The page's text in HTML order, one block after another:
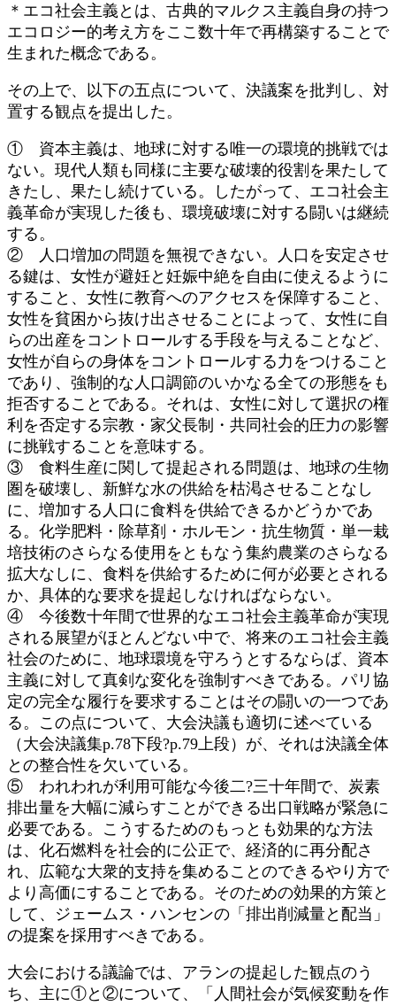
＊エコ社会主義とは、古典的マルクス主義自身の持つ
エコロジー的考え方をここ数十年で再構築することで
生まれた概念である。
その上で、以下の五点について、決議案を批判し、対
置する観点を提出した。
① 資本主義は、地球に対する唯一の環境的挑戦では
ない。現代人類も同様に主要な破壊的役割を果たして
きたし、果たし続けている。したがって、エコ社会主
義革命が実現した後も、環境破壊に対する闘いは継続
する。
② 人口増加の問題を無視できない。人口を安定させ
る鍵は、女性が避妊と妊娠中絶を自由に使えるように
すること、女性に教育へのアクセスを保障すること、
女性を貧困から抜け出させることによって、女性に自
らの出産をコントロールする手段を与えることなど、
女性が自らの身体をコントロールする力をつけること
であり、強制的な人口調節のいかなる全ての形態をも
拒否することである。それは、女性に対して選択の権
利を否定する宗教・家父長制・共同社会的圧力の影響
に挑戦することを意味する。
③ 食料生産に関して提起される問題は、地球の生物
圏を破壊し、新鮮な水の供給を枯渇させることなし
に、増加する人口に食料を供給できるかどうかであ
る。化学肥料・除草剤・ホルモン・抗生物質・単一栽
培技術のさらなる使用をともなう集約農業のさらなる
拡大なしに、食料を供給するために何が必要とされる
か、具体的な要求を提起しなければならない。
④ 今後数十年間で世界的なエコ社会主義革命が実現
される展望がほとんどない中で、将来のエコ社会主義
社会のために、地球環境を守ろうとするならば、資本
主義に対して真剣な変化を強制すべきである。パリ協
定の完全な履行を要求することはその闘いの一つであ
る。この点について、大会決議も適切に述べている
（大会決議集p.78下段?p.79上段）が、それは決議全体
との整合性を欠いている。
⑤ われわれが利用可能な今後二?三十年間で、炭素
排出量を大幅に減らすことができる出口戦略が緊急に
必要である。こうするためのもっとも効果的な方法
は、化石燃料を社会的に公正で、経済的に再分配さ
れ、広範な大衆的支持を集めることのできるやり方で
より高価にすることである。そのための効果的方策と
して、ジェームス・ハンセンの「排出削減量と配当」
の提案を採用すべきである。
大会における議論では、アランの提起した観点のう
ち、主に①と②について、「人間社会が気候変動を作